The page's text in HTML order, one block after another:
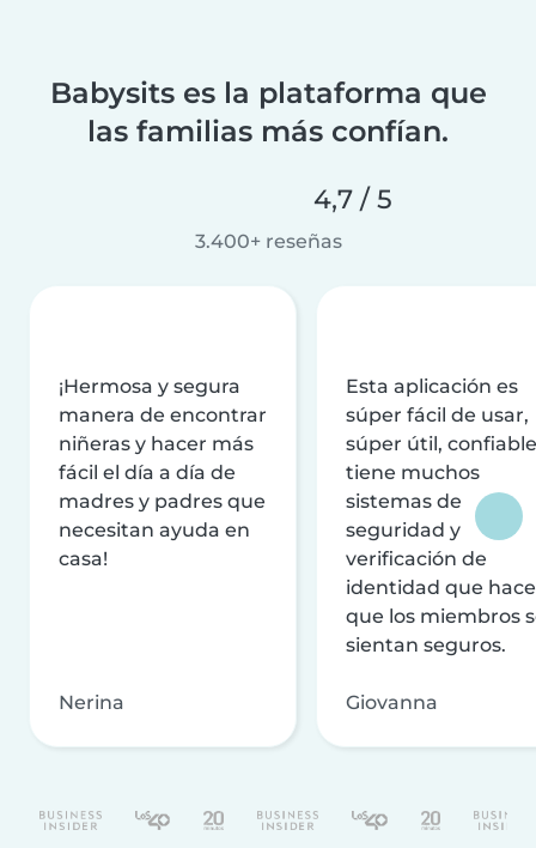
Babysits es la plataforma que
las familias más confían.
4,7 / 5
3.400+ reseñas
¡Hermosa y segura
manera de encontrar
niñeras y hacer más
fácil el día a día de
madres y padres que
necesitan ayuda en
casa!
Nerina
Esta aplicación es
súper fácil de usar,
súper útil,
tiene muchos
sistemas de
seguridad y
verificación de
identidad que
que los miembros
sientan seguros.
Giovanna